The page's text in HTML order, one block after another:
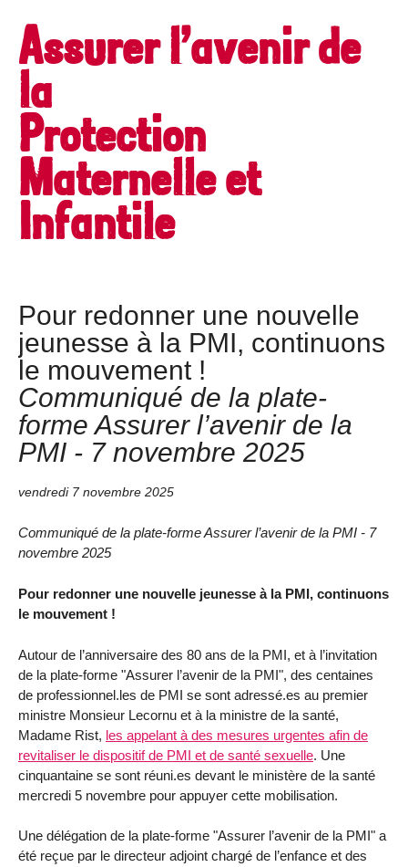
Assurer l’avenir de
la
Protection
Maternelle et
Infantile
Pour redonner une nouvelle
jeunesse à la PMI, continuons
le mouvement !
Communiqué de la plate-
forme Assurer l’avenir de la
PMI - 7 novembre 2025
vendredi 7 novembre 2025
Communiqué de la plate-forme Assurer l’avenir de la PMI - 7
novembre 2025
Pour redonner une nouvelle jeunesse à la PMI, continuons
le mouvement !
Autour de l’anniversaire des 80 ans de la PMI, et à l’invitation
de la plate-forme "Assurer l’avenir de la PMI", des centaines
de professionnel.les de PMI se sont adressé.es au premier
ministre Monsieur Lecornu et à la ministre de la santé,
Madame Rist, les appelant à des mesures urgentes afin de
revitaliser le dispositif de PMI et de santé sexuelle. Une
cinquantaine se sont réuni.es devant le ministère de la santé
mercredi 5 novembre pour appuyer cette mobilisation.
Une délégation de la plate-forme "Assurer l’avenir de la PMI" a
été reçue par le directeur adjoint chargé de l’enfance et des